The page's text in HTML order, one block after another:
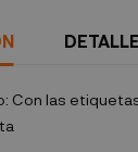
Con las